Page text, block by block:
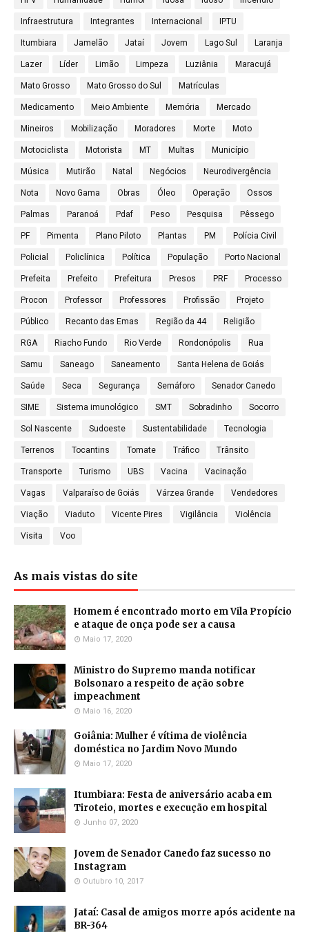
Infraestrutura Integrantes Internacional IPTU
Itumbiara Jamelão Jataí Jovem Lago Sul Laranja
Lazer Líder Limão Limpeza Luziânia Maracujá
Mato Grosso Mato Grosso do Sul Matrículas
Medicamento Meio Ambiente Memória Mercado
Mineiros Mobilização Moradores Morte Moto
Motociclista Motorista MT Multas Município
Música Mutirão Natal Negócios Neurodivergência
Nota Novo Gama Obras Óleo Operação Ossos
Palmas Paranoá Pdaf Peso Pesquisa Pêssego
PF Pimenta Plano Piloto Plantas PM Polícia Civil
Policial Policlínica Política População Porto Nacional
Prefeita Prefeito Prefeitura Presos PRF Processo
Procon Professor Professores Profissão Projeto
Público Recanto das Emas Região da 44 Religião
RGA Riacho Fundo Rio Verde Rondonópolis Rua
Samu Saneago Saneamento Santa Helena de Goiás
Saúde Seca Segurança Semáforo Senador Canedo
SIME Sistema imunológico SMT Sobradinho Socorro
Sol Nascente Sudoeste Sustentabilidade Tecnologia
Terrenos Tocantins Tomate Tráfico Trânsito
Transporte Turismo UBS Vacina Vacinação
Vagas Valparaíso de Goiás Várzea Grande Vendedores
Viação Viaduto Vicente Pires Vigilância Violência
Visita Voo
As mais vistas do site
Homem é encontrado morto em Vila Propício
e ataque de onça pode ser a causa
Maio 17, 2020
Ministro do Supremo manda notificar
Bolsonaro a respeito de ação sobre
impeachment
Maio 16, 2020
Goiânia: Mulher é vítima de violência
doméstica no Jardim Novo Mundo
Maio 17, 2020
Itumbiara: Festa de aniversário acaba em
Tiroteio, mortes e execução em hospital
Junho 07, 2020
Jovem de Senador Canedo faz sucesso no
Instagram
Outubro 10, 2017
Jataí: Casal de amigos morre após acidente na
BR-364